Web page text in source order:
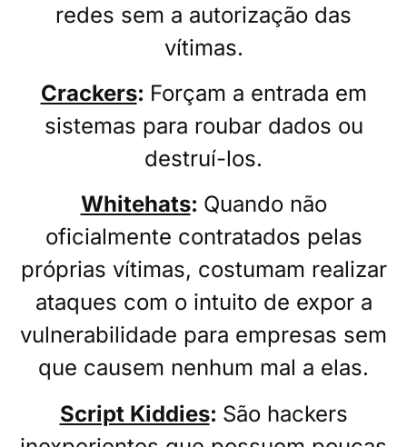
redes sem a autorização das
vítimas.
Crackers: Forçam a entrada em
sistemas para roubar dados ou
destruí-los.
Whitehats: Quando não
oficialmente contratados pelas
próprias vítimas, costumam realizar
ataques com o intuito de expor a
vulnerabilidade para empresas sem
que causem nenhum mal a elas.
Script Kiddies: São hackers